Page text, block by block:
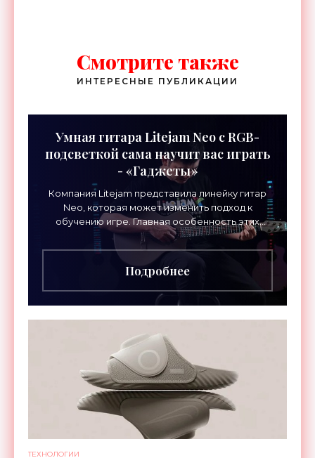
Смотрите также
ИНТЕРЕСНЫЕ ПУБЛИКАЦИИ
Умная гитара Litejam Neo с RGB-
подсветкой сама научит вас играть
- «Гаджеты»
Компания Litejam представила линейку гитар
Neo, которая может изменить подход к
обучению игре. Главная особенность этих
инструментов – встроенная RGB-подсветка
грифа. Светодиоды
Подробнее
ТЕХНОЛОГИИ